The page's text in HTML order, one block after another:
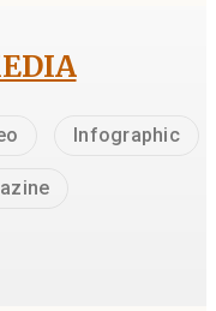
Infographic